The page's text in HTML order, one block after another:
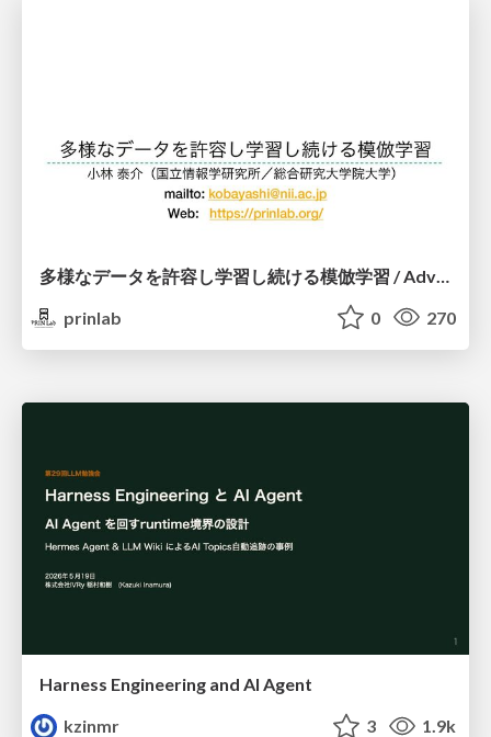
prinlab
0 270
Harness Engineering and Al Agent
kzinmr
3 1.9k